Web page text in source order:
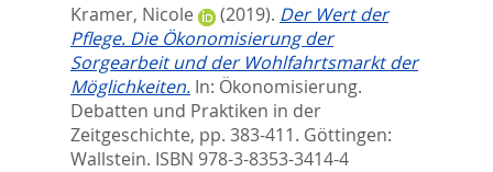
Kramer, Nicole (2019). Der Wert der
Pflege. Die Ökonomisierung der
Sorgearbeit und der Wohlfahrtsmarkt der
Möglichkeiten. In: Ökonomisierung.
Debatten und Praktiken in der
Zeitgeschichte, pp. 383-411. Göttingen:
Wallstein. ISBN 978-3-8353-3414-4